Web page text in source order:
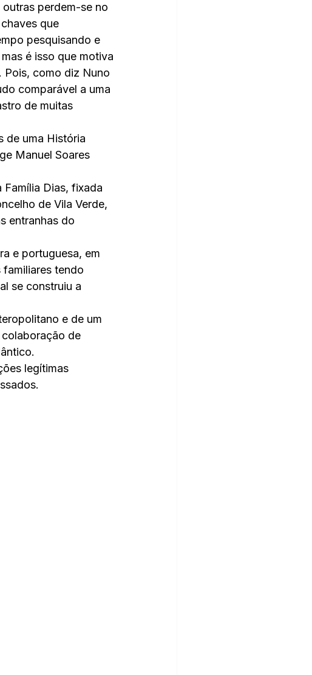
perdem-se no
que
pesquisando e
é isso que motiva
Pois, como diz Nuno
comparável a uma
de muitas
de uma História
Manuel Soares
Dias, fixada
de Vila Verde,
entranhas do
e portuguesa, em
tendo
se construiu a
e de um
de
legítimas